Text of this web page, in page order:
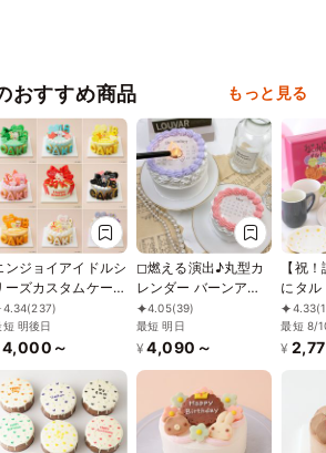
おすすめ商品 もっと見る
ンジョイアイドルシ
ーズカスタムケーキ
4.34(237)
短 明後日
4,000～
◻︎燃える演出♪丸型カ
レンダー バーンアウ
ェイケーキ 3号《選べ
る10色｜センイルケ
ーキ｜韓国｜お好きな
日付とメッセージ｜サ
プライズ》
4.05(39)
最短 明日
¥ 4,090～
【祝
にタル
夏フレ
4.33
最短 8/
¥